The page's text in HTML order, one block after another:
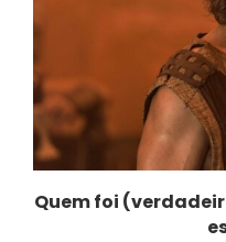
Quem foi